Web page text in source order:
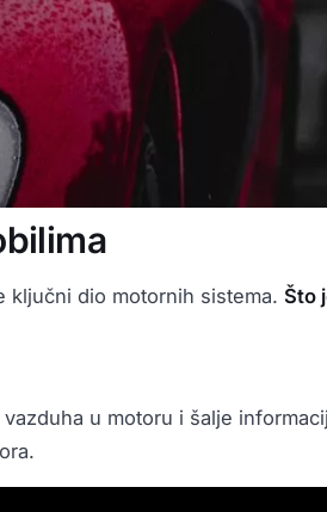
ključni dio motornih sistema. Što
u motoru i šalje